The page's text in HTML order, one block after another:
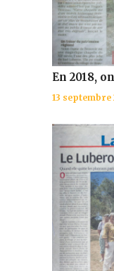
En 2018,
13 septembre